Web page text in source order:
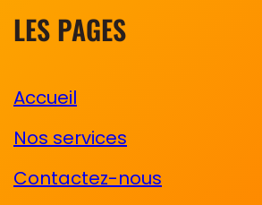
LES PAGES
Accueil
Nos services
Contactez-nous